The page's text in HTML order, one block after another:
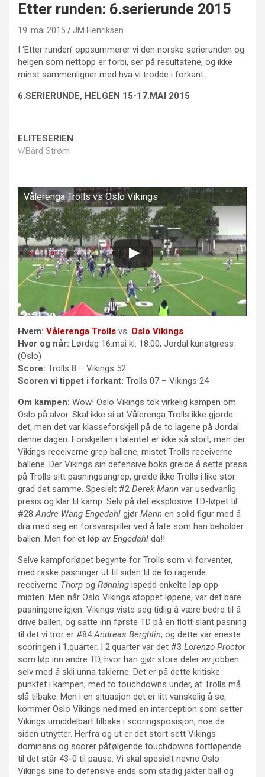
Etter runden: 6.serierunde 2015
19. mai 2015 JM Henriksen
I ‘Etter runden’ oppsummerer vi den norske serierunden og
helgen som nettopp er forbi, ser på resultatene, og ikke
minst sammenligner med hva vi trodde i forkant.
6.SERIERUNDE, HELGEN 15-17.MAI 2015
ELITESERIEN
v/Bård Strøm
Vålerenga Trolls vs Oslo Vikings
Hvem: Vålerenga Trolls vs. Oslo Vikings
Hvor og når: Lørdag 16.mai kl. 18:00, Jordal kunstgress
(Oslo)
Score: Trolls 8 – Vikings 52
Scoren vi tippet i forkant: Trolls 07 – Vikings 24
Om kampen: Wow! Oslo Vikings tok virkelig kampen om
Oslo på alvor. Skal ikke si at Vålerenga Trolls ikke gjorde
det, men det var klasseforskjell på de to lagene på Jordal
denne dagen. Forskjellen i talentet er ikke så stort, men der
Vikings receiverne grep ballene, mistet Trolls receiverne
ballene. Der Vikings sin defensive boks greide å sette press
på Trolls sitt pasningsangrep, greide ikke Trolls i like stor
grad det samme. Spesielt #2 Derek Mann var usedvanlig
presis og klar til kamp. Selv på det eksplosive TD-løpet til
#28Andre Wang Engedahl gjør Mann en solid figur med å
dra med seg en forsvarspiller ved å late som han beholder
ballen. Men for et løp av Engedahl da!!
Selve kampforløpet begynte for Trolls som vi forventer,
med raske pasninger ut til siden til de to ragende
receiverne Thorp og Rønning ispedd enkelte løp opp
midten. Men når Oslo Vikings stoppet løpene, var det bare
pasningene igjen. Vikings viste seg tidlig å være bedre til å
drive ballen, og satte inn første TD på en flott slant pasning
til det vi tror er #84Andreas Berghlin, og dette var eneste
scoringen i 1.quarter. I 2.quarter var det #3 Lorenzo Proctor
som løp inn andre TD, hvor han gjør store deler av jobben
selv med å skli unna taklerne. Det er på dette kritiske
punktet i kampen, med to touchdowns under, at Trolls må
slå tilbake. Men i en situasjon det er litt vanskelig å se,
kommer Oslo Vikings ned med en interception som setter
Vikings umiddelbart tilbake i scoringsposisjon, noe de
siden utnytter. Herfra og ut er det stort sett Vikings
dominans og scorer påfølgende touchdowns fortløpende
til det står 43-0 til pause. Vi skal spesielt nevne Oslo
Vikings sine to defensive ends som stadig jakter ball og